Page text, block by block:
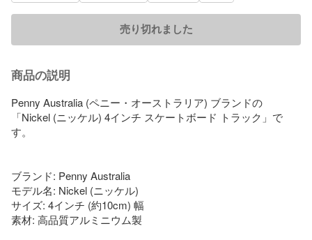
売り切れました
商品の説明
Penny Australia (ペニー・オーストラリア) ブランドの
「Nickel (ニッケル) 4インチ スケートボード トラック」で
す。
ブランド: Penny Australia
モデル名: Nickel (ニッケル)
サイズ: 4インチ (約10cm) 幅
素材: 高品質アルミニウム製